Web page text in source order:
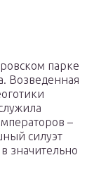
парке
Возведенная
–
силуэт
значительно